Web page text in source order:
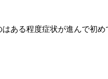
ある程度症状が進んで初め